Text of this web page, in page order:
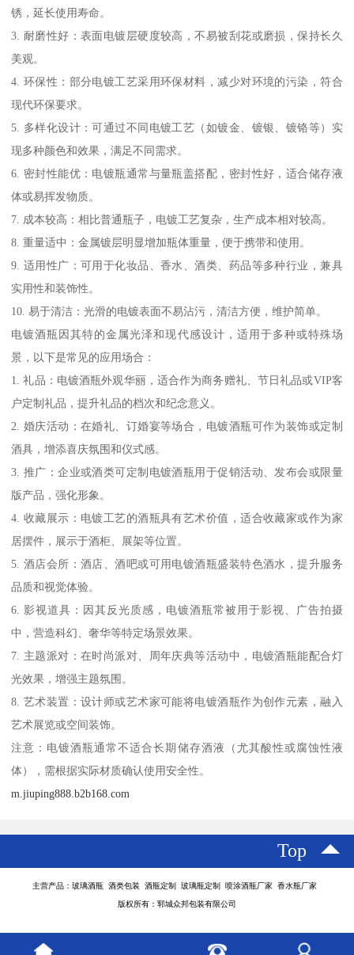
锈，延长使用寿命。
3. 耐磨性好：表面电镀层硬度较高，不易被刮花或磨损，保持长久
美观。
4. 环保性：部分电镀工艺采用环保材料，减少对环境的污染，符合
现代环保要求。
5. 多样化设计：可通过不同电镀工艺（如镀金、镀银、镀铬等）实
现多种颜色和效果，满足不同需求。
6. 密封性能优：电镀瓶通常与量瓶盖搭配，密封性好，适合储存液
体或易挥发物质。
7. 成本较高：相比普通瓶子，电镀工艺复杂，生产成本相对较高。
8. 重量适中：金属镀层明显增加瓶体重量，便于携带和使用。
9. 适用性广：可用于化妆品、香水、酒类、药品等多种行业，兼具
实用性和装饰性。
10. 易于清洁：光滑的电镀表面不易沾污，清洁方便，维护简单。
电镀酒瓶因其特的金属光泽和现代感设计，适用于多种或特殊场
景，以下是常见的应用场合：
1. 礼品：电镀酒瓶外观华丽，适合作为商务赠礼、节日礼品或VIP客
户定制礼品，提升礼品的档次和纪念意义。
2. 婚庆活动：在婚礼、订婚宴等场合，电镀酒瓶可作为装饰或定制
酒具，增添喜庆氛围和仪式感。
3. 推广：企业或酒类可定制电镀酒瓶用于促销活动、发布会或限量
版产品，强化形象。
4. 收藏展示：电镀工艺的酒瓶具有艺术价值，适合收藏家或作为家
居摆件，展示于酒柜、展架等位置。
5. 酒店会所：酒店、酒吧或可用电镀酒瓶盛装特色酒水，提升服务
品质和视觉体验。
6. 影视道具：因其反光质感，电镀酒瓶常被用于影视、广告拍摄
中，营造科幻、奢华等特定场景效果。
7. 主题派对：在时尚派对、周年庆典等活动中，电镀酒瓶能配合灯
光效果，增强主题氛围。
8. 艺术装置：设计师或艺术家可能将电镀酒瓶作为创作元素，融入
艺术展览或空间装饰。
注意：电镀酒瓶通常不适合长期储存酒液（尤其酸性或腐蚀性液
体），需根据实际材质确认使用安全性。
m.jiuping888.b2b168.com
Top
主营产品：玻璃酒瓶 酒类包装 酒瓶定制 玻璃瓶定制 喷涂酒瓶厂家 香水瓶厂家
版权所有：郓城众邦包装有限公司